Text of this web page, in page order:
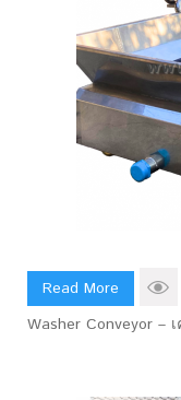
Read More
Washer Conveyor –